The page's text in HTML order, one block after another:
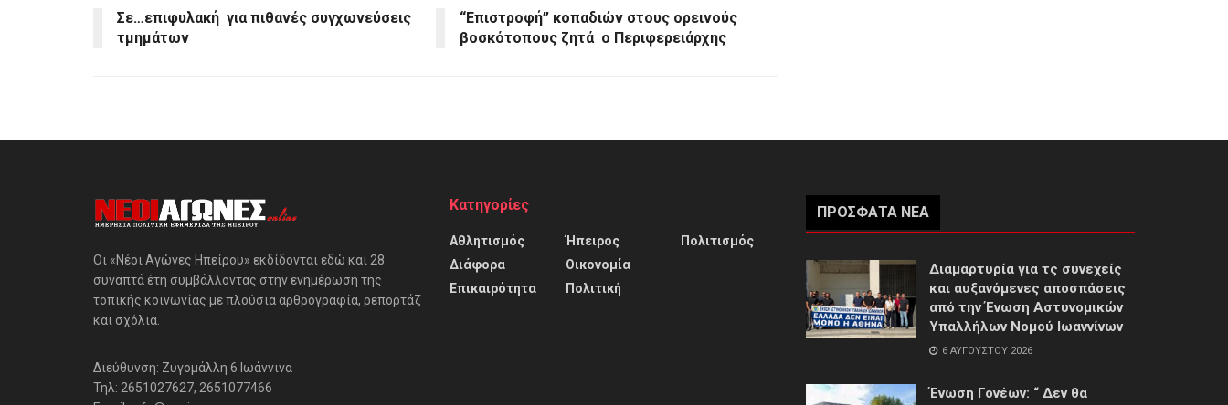
Σε…επιφυλακή για πιθανές συγχωνεύσεις
τμημάτων
“Επιστροφή” κοπαδιών στους ορεινούς
βοσκότοπους ζητά ο Περιφερειάρχης
Οι «Νέοι Αγώνες Ηπείρου» εκδίδονται εδώ και 28
συναπτά έτη συμβάλλοντας στην ενημέρωση της
τοπικής κοινωνίας με πλούσια αρθρογραφία, ρεπορτάζ
και σχόλια.
Διεύθυνση: Ζυγομάλλη 6 Ιωάννινα
Τηλ: 2651027627, 2651077466
Κατηγορίες
Αθλητισμός
Διάφορα
Επικαιρότητα
Ήπειρος
Οικονομία
Πολιτική
Πολιτισμός
ΠΡΌΣΦΑΤΑ ΝΈΑ
Διαμαρτυρία για τς συνεχείς
και αυξανόμενες αποσπάσεις
από την Ένωση Αστυνομικών
Υπαλλήλων Νομού Ιωαννίνων
6 ΑΥΓΟΎΣΤΟΥ 2026
Ένωση Γονέων: “ Δεν θα